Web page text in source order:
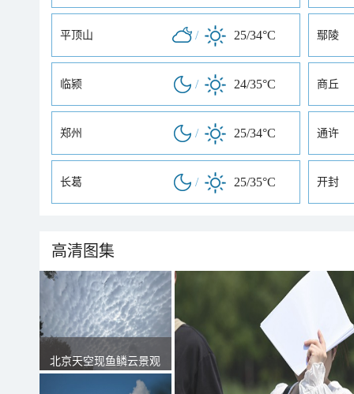
平顶山 / 25/34°C 鄢陵
临颍 / 24/35°C 商丘
郑州 / 25/34°C 通许
长葛 / 25/35°C 开封
高清图集
北京天空现鱼鳞云景观